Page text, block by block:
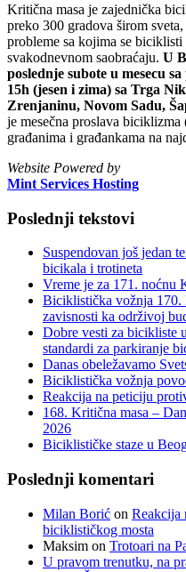
Kritična masa je zajednička
preko 300 gradova širom
probleme sa kojima se
svakodnevnom saobraćaju. U
poslednje subote u mesecu
15h (jesen i zima) sa Trga
Zrenjaninu, Novom Sadu,
je mesečna proslava
građanima i građankama na
Website Powered by
Mint Services Hosting
Poslednji tekstovi
Suspendovan još jedan
bicikala i trotineta
Vreme je za 171. noćnu
Biciklistička vožnja 170.
zavisnosti ka održivoj
Dobre vesti za bicikliste
standardi za parkiranje
Danas obeležavamo
Biciklistička vožnja
Reakcija na peticiju
168. Kritična masa –
2026
Biciklističke staze u
Poslednji komentari
Milan Borić on Reakcija
biciklističkog mosta
Maksim on Trotoari na
U pravom trenutku, na